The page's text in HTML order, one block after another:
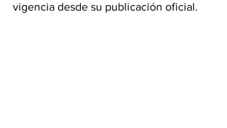
vigencia desde su publicación oficial.